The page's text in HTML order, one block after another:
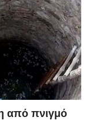
από πνιγμό